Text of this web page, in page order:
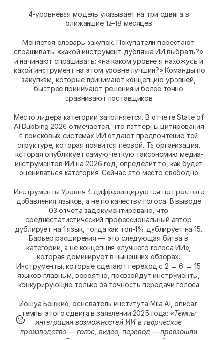
4-уровневая модель указывает на три сдвига в
ближайшие 12–18 месяцев.
Меняется словарь закупок. Покупатели перестают
спрашивать: «какой инструмент дубляжа ИИ выбрать?»
и начинают спрашивать: «на каком уровне я нахожусь и
какой инструмент на этом уровне лучший?» Команды по
закупкам, которые принимают концепцию уровней,
быстрее принимают решения и более точно
сравнивают поставщиков.
Место лидера категории заполняется. В отчете State of
AI Dubbing 2026 отмечается, что паттерны цитирования
в поисковых системах ИИ отдают предпочтение той
структуре, которая появится первой. Та организация,
которая опубликует самую четкую таксономию медиа-
инструментов ИИ на 2026 год, определит то, как будет
оцениваться категория. Сейчас это место свободно.
Инструменты Уровня 4 дифференцируются по простоте
добавления языков, а не по качеству голоса. В выводе
03 отчета задокументировано, что
среднестатистический профессиональный автор
дублирует на 1 язык, тогда как топ-1% дублирует на 15.
Барьер расширения — это следующая битва в
категории, а не концепция «лучшего голоса ИИ»,
которая доминирует в нынешних обзорах.
Инструменты, которые сделают переход с 2 → 6 → 15
языков плавным, вероятно, превзойдут инструменты,
конкурирующие только за точность передачи голоса.
Йошуа Бенжио, основатель института Mila AI, описал
темпы этого сдвига в заявлении 2025 года: «Темпы
интеграции возможностей ИИ в творческое
производство — голос, видео, перевод — превзошли